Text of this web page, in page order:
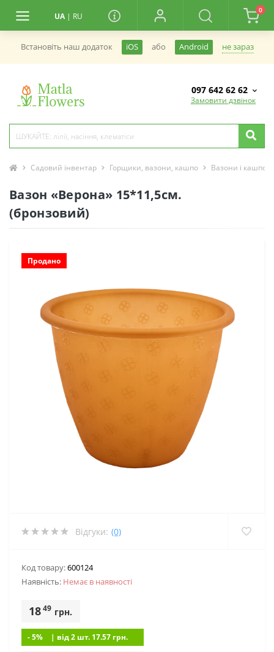
UA | RU
0
Встановiть наш додаток iOS або Android не зараз
097 642 62 62
Замовити дзвінок
Садовий інвентар Горщики, вазони, кашпо Вазони і кашпо
Вазон «Верона» 15*11,5см.
(бронзовий)
Продано
Відгуки: (0)
Код товару:600124
Наявність: Немає в наявностi
1849 грн.
- 5% | вiд 2 шт. 17.57 грн.